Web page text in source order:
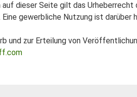
auf dieser Seite gilt das
gewerbliche Nutzung ist darüber
und zur Erteilung von